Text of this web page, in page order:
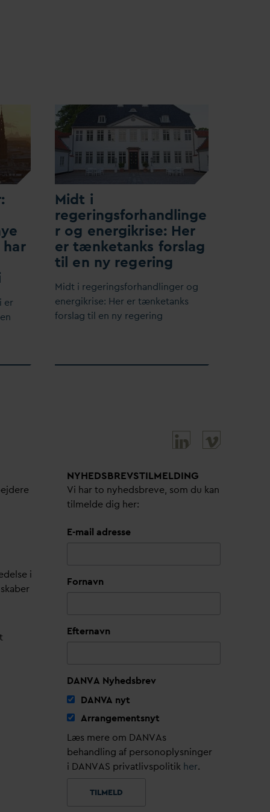
er
Midt i
regeringsforhandlinge
r og energikrise: Her
er tænketanks forslag
til en ny regering
Midt i regeringsforhandlinger og
energikrise: Her er tænketanks
forslag til en ny regering
i
NYHEDSBREVS­TILMELDING
Vi har to nyhedsbreve, som du kan
tilmelde dig her:
E-mail adresse
Fornavn
Efternavn
DANVA Nyhedsbrev
DANVA nyt
Arrangementsnyt
Læs mere om DANVAs
behandling af personoplysninger
i DANVAS privatlivspolitik her.